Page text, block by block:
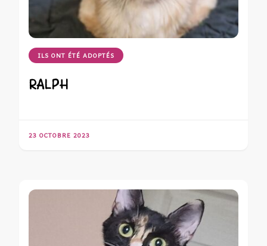
ILS ONT ÉTÉ ADOPTÉS
RALPH
23 OCTOBRE 2023